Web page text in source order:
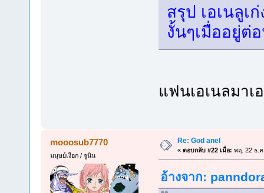
สรุป เอเนลูเ
งั้นๆเมื่ออยู่ต่
แฟนเอเนลมาเ
mooosub7770
มนุษย์เงือก / จูนิน
Re: God anel
« ตอบกลับ #22 เมื่อ: พฤ. 22 ธ.ค
อ้างจาก: